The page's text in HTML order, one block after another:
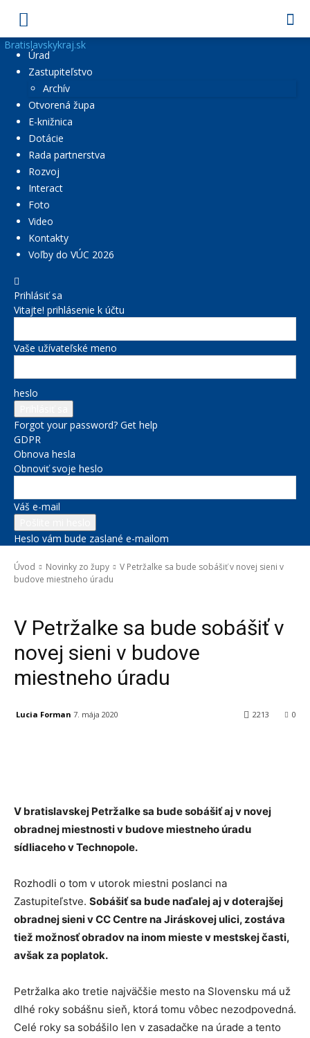
Bratislavskykraj.sk
Úrad
Zastupiteľstvo
Archív
Otvorená župa
E-knižnica
Dotácie
Rada partnerstva
Rozvoj
Interact
Foto
Video
Kontakty
Voľby do VÚC 2026
Prihlásiť sa
Vitajte! prihlásenie k účtu
Vaše užívateľské meno
heslo
Forgot your password? Get help
GDPR
Obnova hesla
Obnoviť svoje heslo
Váš e-mail
Heslo vám bude zaslané e-mailom
Úvod Novinky zo župy
V Petržalke sa bude sobášiť v novej sieni v
budove miestneho úradu
V Petržalke sa bude sobášiť v
novej sieni v budove
miestneho úradu
Lucia Forman 7. mája 2020 0
2213
V bratislavskej Petržalke sa bude sobášiť aj v novej
obradnej miestnosti v budove miestneho úradu
sídliaceho v Technopole.
Rozhodli o tom v utorok miestni poslanci na
Zastupiteľstve. Sobášiť sa bude naďalej aj v doterajšej
obradnej sieni v CC Centre na Jiráskovej ulici, zostáva
tiež možnosť obradov na inom mieste v mestskej časti,
avšak za poplatok.
Petržalka ako tretie najväčšie mesto na Slovensku má už
dlhé roky sobášnu sieň, ktorá tomu vôbec nezodpovedná.
Celé roky sa sobášilo len v zasadačke na úrade a tento